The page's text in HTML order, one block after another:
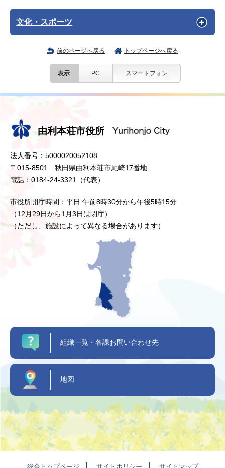
文化・スポーツ
前のページへ戻る トップページへ戻る
表示 PC スマートフォン
由利本荘市役所
法人番号：5000020052108
〒015-8501 秋田県由利本荘市尾崎17番地
電話：0184-24-3321（代表）
市役所開庁時間：平日 午前8時30分から午後5時15分
（12月29日から1月3日は閉庁）
（ただし、施設によって異なる場合があります）
組織一覧・各課お問い合わせ先
地図